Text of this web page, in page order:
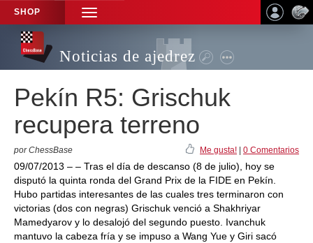
SHOP
TOGGLE
NAVIGATION
Noticias de ajedrez
Pekín R5: Grischuk
recupera terreno
por ChessBase Me gusta! 0 Comentarios
09/07/2013 – – Tras el día de descanso (8 de julio), hoy se
disputó la quinta ronda del Grand Prix de la FIDE en Pekín.
Hubo partidas interesantes de las cuales tres terminaron con
victorias (dos con negras) Grischuk venció a Shakhriyar
Mamedyarov y lo desalojó del segundo puesto. Ivanchuk
mantuvo la cabeza fría y se impuso a Wang Yue y Giri sacó